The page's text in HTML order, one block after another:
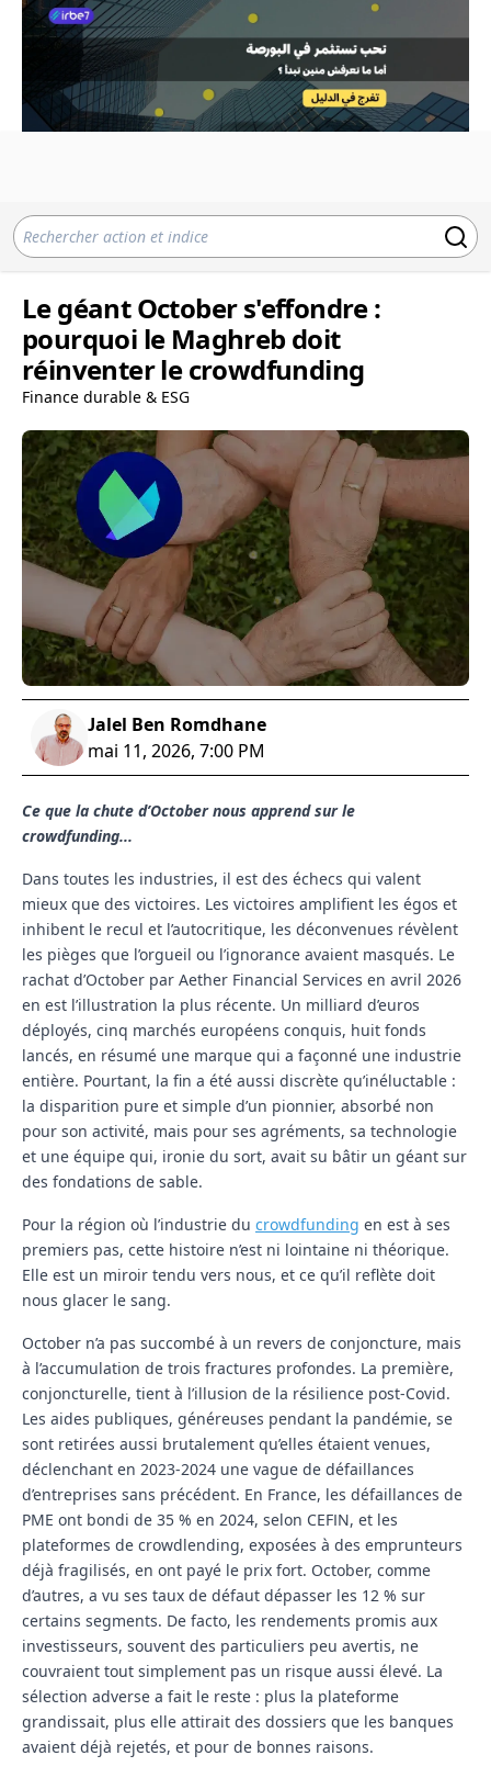
Le géant October s'effondre :
pourquoi le Maghreb doit
réinventer le crowdfunding
Finance durable & ESG
Jalel Ben Romdhane
mai 11, 2026, 7:00 PM
Ce que la chute d’October nous apprend sur le
crowdfunding...
Dans toutes les industries, il est des échecs qui valent
mieux que des victoires. Les victoires amplifient les égos et
inhibent le recul et l’autocritique, les déconvenues révèlent
les pièges que l’orgueil ou l’ignorance avaient masqués. Le
rachat d’October par Aether Financial Services en avril 2026
en est l’illustration la plus récente. Un milliard d’euros
déployés, cinq marchés européens conquis, huit fonds
lancés, en résumé une marque qui a façonné une industrie
entière. Pourtant, la fin a été aussi discrète qu’inéluctable :
la disparition pure et simple d’un pionnier, absorbé non
pour son activité, mais pour ses agréments, sa technologie
et une équipe qui, ironie du sort, avait su bâtir un géant sur
des fondations de sable.
Pour la région où l’industrie du crowdfunding en est à ses
premiers pas, cette histoire n’est ni lointaine ni théorique.
Elle est un miroir tendu vers nous, et ce qu’il reflète doit
nous glacer le sang.
October n’a pas succombé à un revers de conjoncture, mais
à l’accumulation de trois fractures profondes. La première,
conjoncturelle, tient à l’illusion de la résilience post-Covid.
Les aides publiques, généreuses pendant la pandémie, se
sont retirées aussi brutalement qu’elles étaient venues,
déclenchant en 2023-2024 une vague de défaillances
d’entreprises sans précédent. En France, les défaillances de
PME ont bondi de 35 % en 2024, selon CEFIN, et les
plateformes de crowdlending, exposées à des emprunteurs
déjà fragilisés, en ont payé le prix fort. October, comme
d’autres, a vu ses taux de défaut dépasser les 12 % sur
certains segments. De facto, les rendements promis aux
investisseurs, souvent des particuliers peu avertis, ne
couvraient tout simplement pas un risque aussi élevé. La
sélection adverse a fait le reste : plus la plateforme
grandissait, plus elle attirait des dossiers que les banques
avaient déjà rejetés, et pour de bonnes raisons.